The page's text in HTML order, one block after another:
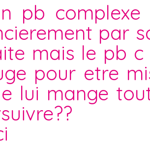
pb
par
mais le pb
pour etre
lui mange